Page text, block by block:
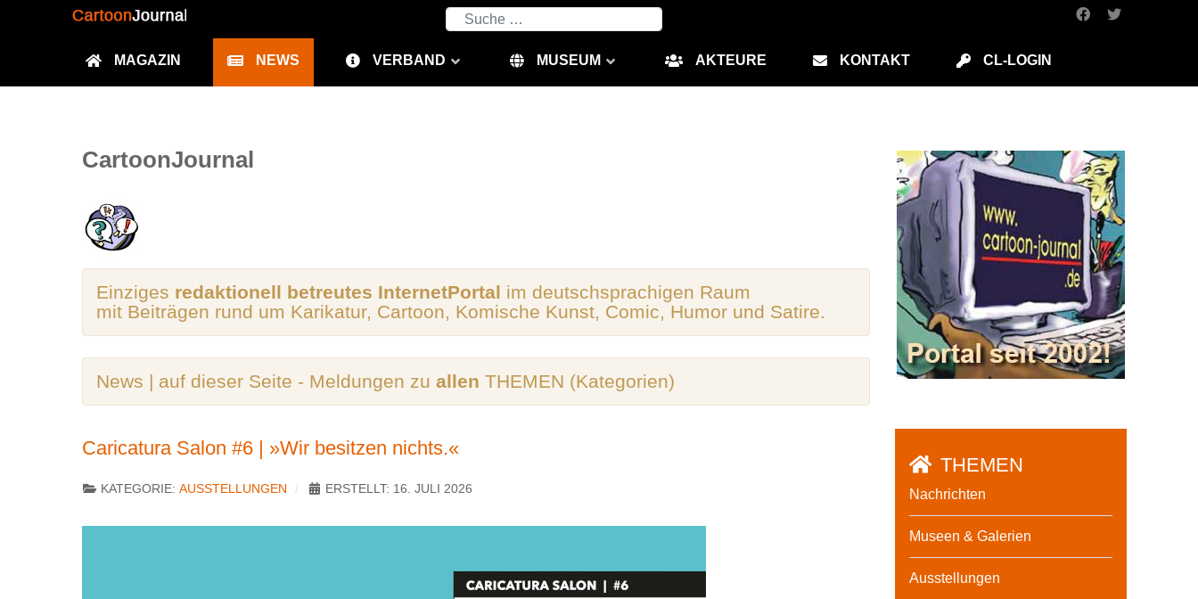
Suchen
MAGAZIN NEWS VERBAND MUSEUM AKTEURE KONTAKT CL-LOGIN
CartoonJournal
Einziges redaktionell betreutes InternetPortal im deutschsprachigen Raum
mit Beiträgen rund um Karikatur, Cartoon, Komische Kunst, Comic, Humor und Satire.
News | auf dieser Seite - Meldungen zu allen THEMEN (Kategorien)
Caricatura Salon #6 | »Wir besitzen nichts.«
KATEGORIE: AUSSTELLUNGEN ERSTELLT: 16. JULI 2026
THEMEN
Nachrichten
Museen & Galerien
Ausstellungen